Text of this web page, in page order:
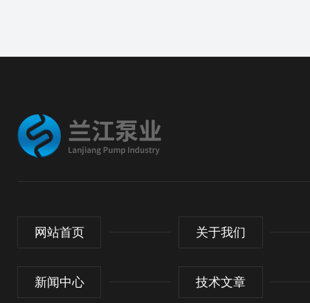
网站首页 关于我们
新闻中心 技术文章